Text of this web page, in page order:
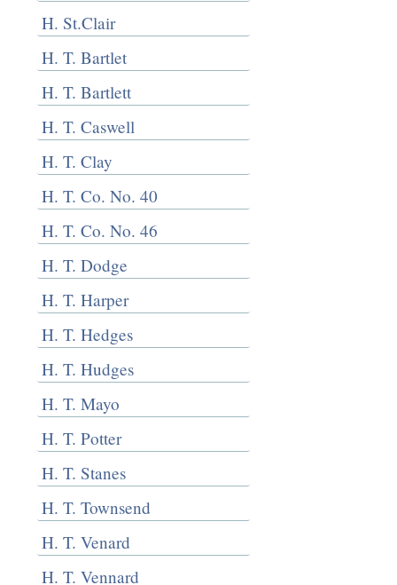
H. St.Clair
H. T. Bartlet
H. T. Bartlett
H. T. Caswell
H. T. Clay
H. T. Co. No. 40
H. T. Co. No. 46
H. T. Dodge
H. T. Harper
H. T. Hedges
H. T. Hudges
H. T. Mayo
H. T. Potter
H. T. Stanes
H. T. Townsend
H. T. Venard
H. T. Vennard